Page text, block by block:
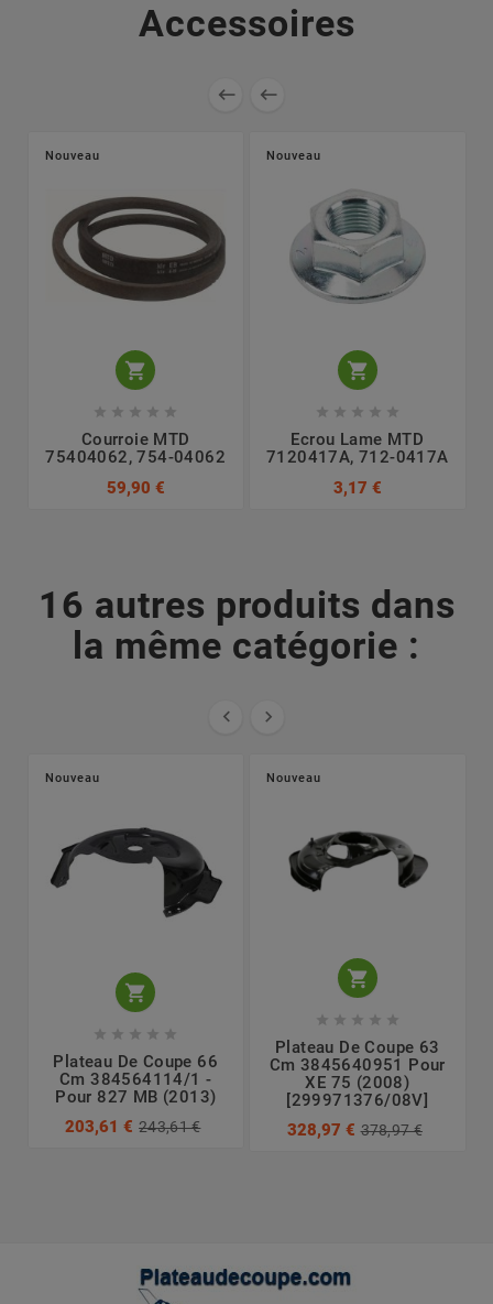
Accessoires
 
Nouveau

    
Courroie MTD
75404062, 754-04062
59,90 €
Nouveau

    
Ecrou Lame MTD
7120417A, 712-0417A
3,17 €
16 autres produits dans
la même catégorie :
 
Nouveau

    
Plateau De Coupe 66
Cm 384564114/1 -
Pour 827 MB (2013)
203,61 € 243,61 €
Nouveau

    
Plateau De Coupe 63
Cm 3845640951 Pour
XE 75 (2008)
[299971376/08V]
328,97 € 378,97 €